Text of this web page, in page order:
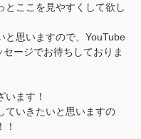
とここを見やすくして欲し
と思いますので、YouTube
ージでお待ちしておりま
ます！
ていきたいと思いますの